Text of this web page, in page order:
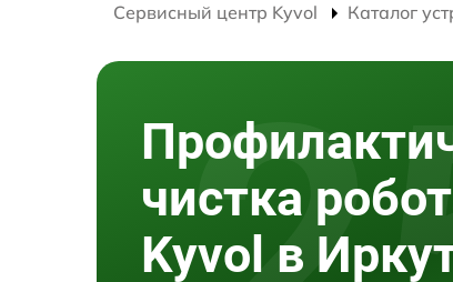
Сервисный центр Kyvol Каталог
чистка
Kyvol в